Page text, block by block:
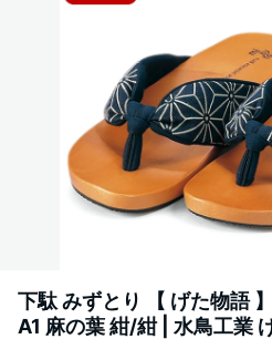
下駄 みずとり 【 げた物語
A1 麻の葉 紺/紺 | 水鳥工業